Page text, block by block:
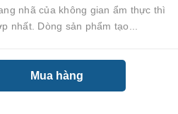
nhã của không gian ẩm thực thì
nhất. Dòng sản phẩm tạo...
Mua hàng